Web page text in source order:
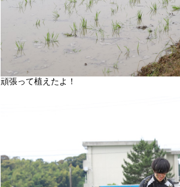
頑張って植えたよ！